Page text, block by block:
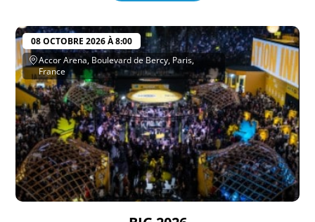
08 OCTOBRE 2026 À 8:00
Accor Arena, Boulevard de Bercy, Paris,
France